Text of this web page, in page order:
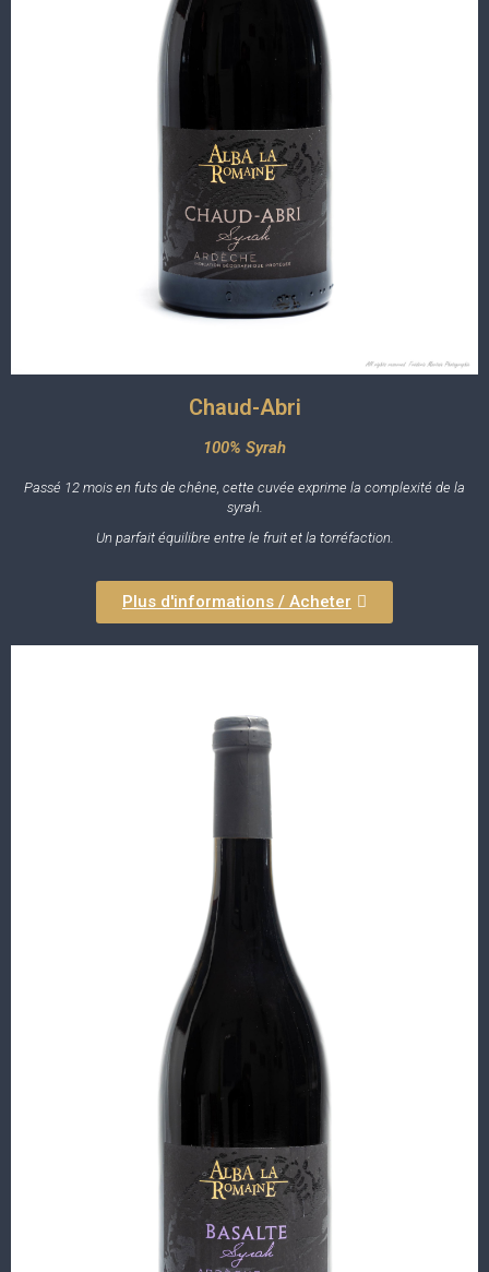
Chaud-Abri
100% Syrah
Passé 12 mois en futs de chêne, cette cuvée exprime la complexité de la
syrah.
Un parfait équilibre entre le fruit et la torréfaction.
Plus d'informations / Acheter